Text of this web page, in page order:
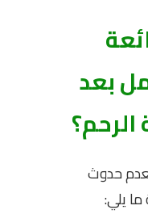
بعد
حدوث
يلي: